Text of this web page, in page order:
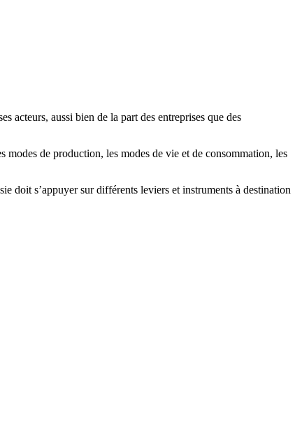
acteurs, aussi bien de la part des entreprises que des
modes de production, les modes de vie et de consommation, les
doit s’appuyer sur différents leviers et instruments à destination